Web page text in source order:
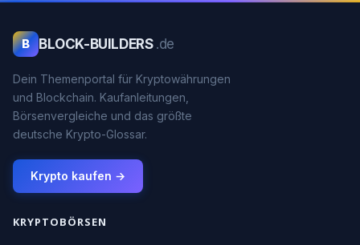
B BLOCK-BUILDERS .de
Dein Themenportal für Kryptowährungen
und Blockchain. Kaufanleitungen,
Börsenvergleiche und das größte
deutsche Krypto-Glossar.
Krypto kaufen →
KRYPTOBÖRSEN